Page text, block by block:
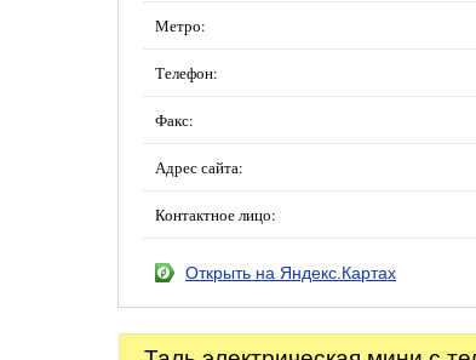
Метро:
Телефон:
Факс:
Адрес сайта:
Контактное лицо:
Открыть на Яндекс.Картах